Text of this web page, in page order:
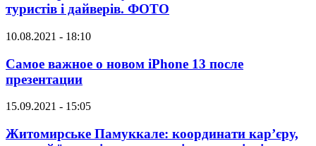
туристів і дайверів. ФОТО
10.08.2021 - 18:10
Самое важное о новом iPhone 13 после
презентации
15.09.2021 - 15:05
Житомирське Памуккале: координати кар’єру,